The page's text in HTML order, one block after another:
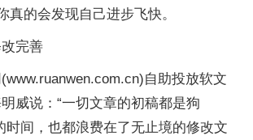
真的会发现自己进步飞快。
完善
自助投放软文
威说：“一切文章的初稿都是狗
时间，也都浪费在了无止境的修改文